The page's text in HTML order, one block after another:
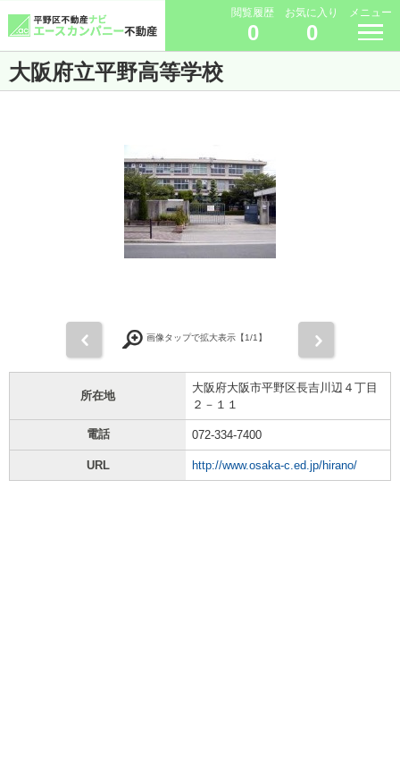
閲覧履歴
0
お気に入り
0
メニュー
大阪府立平野高等学校
画像タップで拡大表示【1/1】
所在地
大阪府大阪市平野区長吉川辺４丁目
２－１１
電話 072-334-7400
URL http://www.osaka-c.ed.jp/hirano/